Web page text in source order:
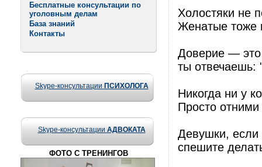
Бесплатные консультации по
уголовным делам
База знаний
Контакты
Skype-консультации ПСИХОЛОГА
Skype-консультации АДВОКАТА
ФОТО С ТРЕНИНГОВ
Холостяки не
Женатые тоже
Доверие — это
ты отвечаешь:
Никогда ни у
Просто отними
Девушки, если
спешите